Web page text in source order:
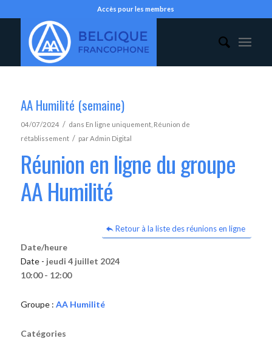
Accès pour les membres
AA Humilité (semaine)
04/07/2024 / dans En ligne uniquement, Réunion de
rétablissement / parAdmin Digital
Réunion en ligne du groupe
AA Humilité
Retour à la liste des réunions en ligne
Date/heure
Date - jeudi 4 juillet 2024
10:00 - 12:00
Groupe : AA Humilité
Catégories